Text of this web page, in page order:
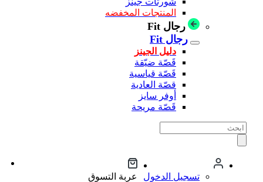
المنتجات المخفضه
رجال Fit
رجال Fit
دليل الجينز
قَصّة ضيّقة
قَصّة قياسية
قصّة العادية
أوفر سايز
قَصّة مريحة
تسجيل الدخول
عربة التسوق